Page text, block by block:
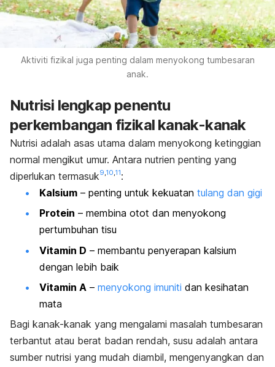
Aktiviti fizikal juga penting dalam menyokong tumbesaran
anak.
Nutrisi lengkap penentu
perkembangan fizikal kanak-kanak
Nutrisi adalah asas utama dalam menyokong ketinggian
normal mengikut umur. Antara nutrien penting yang
diperlukan termasuk9,10,11:
Kalsium – penting untuk kekuatan tulang dan gigi
Protein – membina otot dan menyokong
pertumbuhan tisu
Vitamin D – membantu penyerapan kalsium
dengan lebih baik
Vitamin A – menyokong imuniti dan kesihatan
mata
Bagi kanak-kanak yang mengalami masalah tumbesaran
terbantut atau berat badan rendah, susu adalah antara
sumber nutrisi yang mudah diambil, mengenyangkan dan